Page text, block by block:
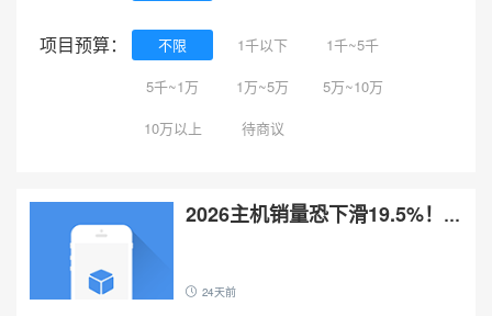
项目预算： 不限 1千以下
1千~5千
5千~1万
1万~5万
5万~10万
10万以上
待商议
2026主机销量恐下滑19.5%！
24天前